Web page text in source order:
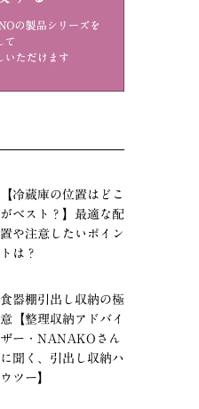
【冷蔵庫の位置はどこ
がベスト？】最適な配
置や注意したいポイン
トは？
食器棚引出し収納の極
意【整理収納アドバイ
ザー・NANAKOさん
に聞く、引出し収納ハ
ウツー】